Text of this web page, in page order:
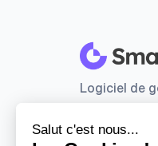
Logiciel de